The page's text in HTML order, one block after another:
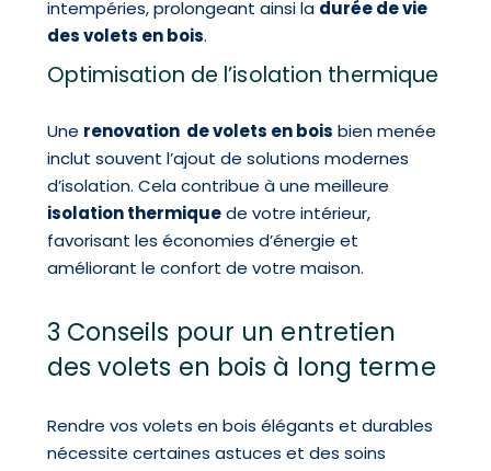
intempéries, prolongeant ainsi la durée de vie
des volets en bois.
Optimisation de l’isolation thermique
Une renovation de volets en bois bien menée
inclut souvent l’ajout de solutions modernes
d’isolation. Cela contribue à une meilleure
isolation thermiquede votre intérieur,
favorisant les économies d’énergie et
améliorant le confort de votre maison.
3 Conseils pour un entretien
des volets en bois à long terme
Rendre vos volets en bois élégants et durables
nécessite certaines astuces et des soins